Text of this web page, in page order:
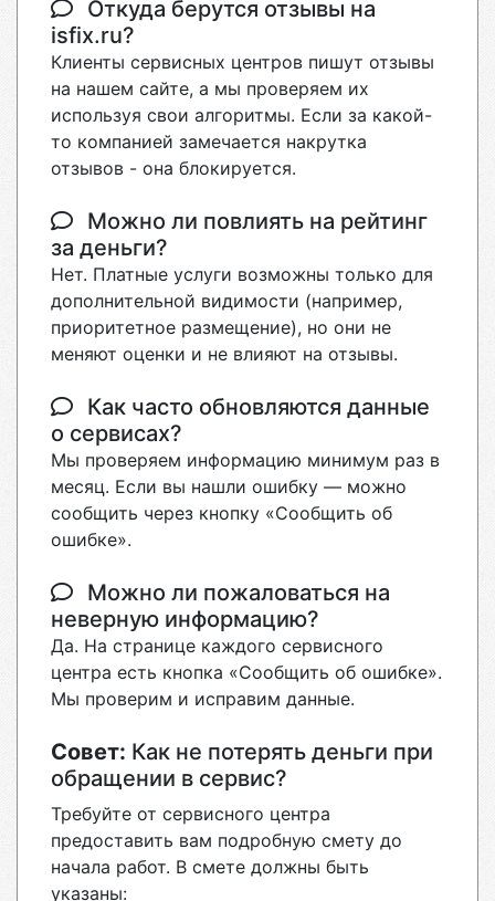
Откуда берутся отзывы на
isfix.ru?
Клиенты сервисных центров пишут отзывы
на нашем сайте, а мы проверяем их
используя свои алгоритмы. Если за какой-
то компанией замечается накрутка
отзывов - она блокируется.
Можно ли повлиять на рейтинг
за деньги?
Нет. Платные услуги возможны только для
дополнительной видимости (например,
приоритетное размещение), но они не
меняют оценки и не влияют на отзывы.
Как часто обновляются данные
о сервисах?
Мы проверяем информацию минимум раз в
месяц. Если вы нашли ошибку — можно
сообщить через кнопку «Сообщить об
ошибке».
Можно ли пожаловаться на
неверную информацию?
Да. На странице каждого сервисного
центра есть кнопка «Сообщить об ошибке».
Мы проверим и исправим данные.
Совет: Как не потерять деньги при
обращении в сервис?
Требуйте от сервисного центра
предоставить вам подробную смету до
начала работ. В смете должны быть
указаны: